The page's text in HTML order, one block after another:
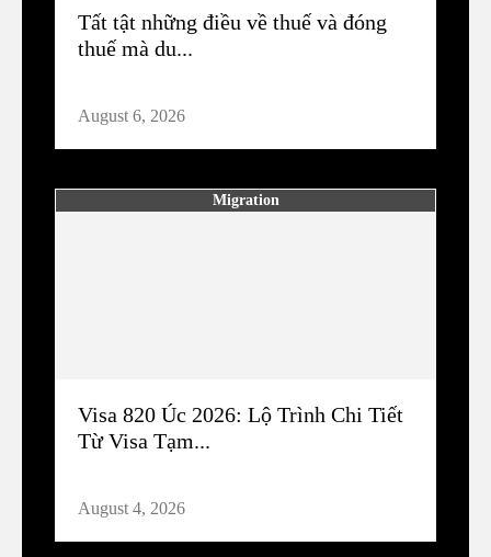
Tất tật những điều về thuế và đóng
thuế mà du...
August 6, 2026
Migration
Visa 820 Úc 2026: Lộ Trình Chi Tiết
Từ Visa Tạm...
August 4, 2026